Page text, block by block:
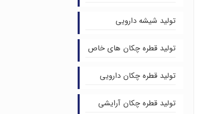
تولید شیشه دارویی
تولید قطره چکان های خاص
تولید قطره چکان دارویی
تولید قطره چکان آرایشی